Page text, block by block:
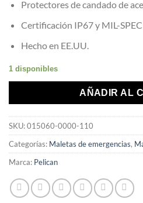
Protectores de candado de
Certificación IP67 y MIL-SPEC
Hecho en EE.UU.
1 disponibles
AÑADIR AL
SKU:015060-0000-110
Categorías: Maletas de emergencias,
Marca: Pelican